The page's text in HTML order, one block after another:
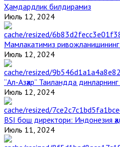
Ҳамдардлик билдирамиз
Июль 12, 2024
Мамлакатимиз ривожланишининг
Июль 12, 2024
“Ал-Азҳар” Таиландда
Июль 12, 2024
BSI бош директори: Индонезия
Июль 11, 2024